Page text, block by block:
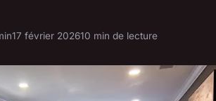
17 février 202610 min de lecture